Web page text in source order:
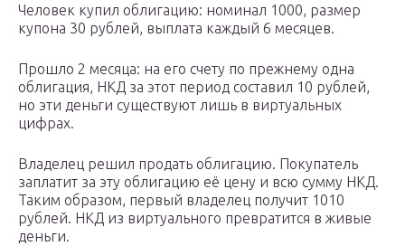
Человек купил облигацию: номинал 1000, размер
купона 30 рублей, выплата каждый 6 месяцев.
Прошло 2 месяца: на его счету по прежнему одна
облигация, НКД за этот период составил 10 рублей,
но эти деньги существуют лишь в виртуальных
цифрах.
Владелец решил продать облигацию. Покупатель
заплатит за эту облигацию её цену и всю сумму НКД.
Таким образом, первый владелец получит 1010
рублей. НКД из виртуального превратится в живые
деньги.